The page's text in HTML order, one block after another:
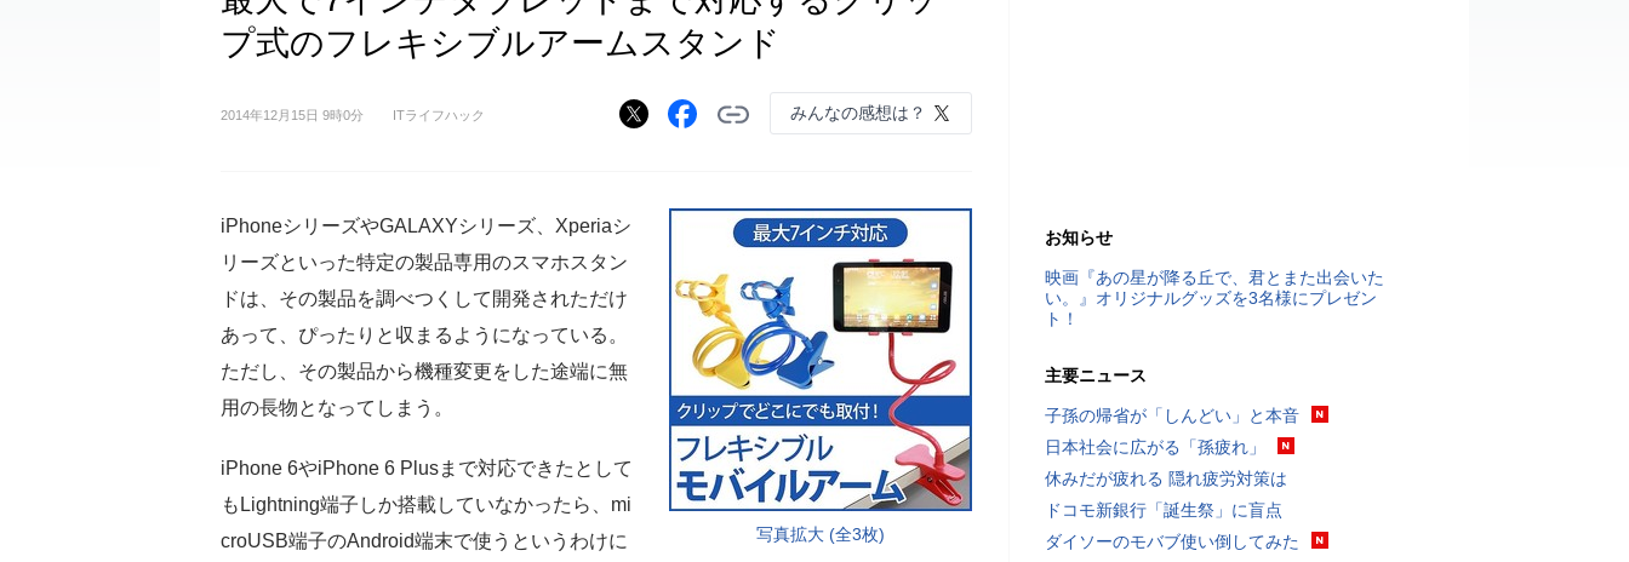
プ式のフレキシブルアームスタンド
2014年12月15日 9時0分 ITライフハック みんなの感想は？
写真拡大 (全3枚)
iPhoneシリーズやGALAXYシリーズ、Xperiaシ
リーズといった特定の製品専用のスマホスタン
ドは、その製品を調べつくして開発されただけ
あって、ぴったりと収まるようになっている。
ただし、その製品から機種変更をした途端に無
用の長物となってしまう。
iPhone 6やiPhone 6 Plusまで対応できたとして
もLightning端子しか搭載していなかったら、mi
croUSB端子のAndroid端末で使うというわけに
お知らせ
映画『あの星が降る丘で、君とまた出会いた
い。』オリジナルグッズを3名様にプレゼン
ト！
主要ニュース
子孫の帰省が「しんどい」と本音
日本社会に広がる「孫疲れ」
休みだが疲れる 隠れ疲労対策は
ドコモ新銀行「誕生祭」に盲点
ダイソーのモバブ使い倒してみた